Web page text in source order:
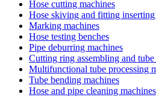
Hose cutting machines
Hose skiving and fitting inserting
Marking machines
Hose testing benches
Pipe deburring machines
Cutting ring assembling and
Multifunctional tube processing
Tube bending machines
Hose and pipe cleaning machines